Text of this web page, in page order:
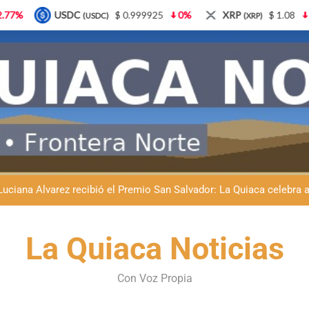
Natación inclusiva en La Quiaca: Celia Zenteno destacó el
La Quiaca defendió la soberanía nacional: el municipio rechazó
Álvarez recibió el Premio San Salvador: La Quiaca
La Quiaca defendió la soberanía nacional: el municipio
La Quiaca Noticias
Con Voz Propia
0.999925 0% XRP(XRP) $ 1.08 3.87% Solana (SOL)